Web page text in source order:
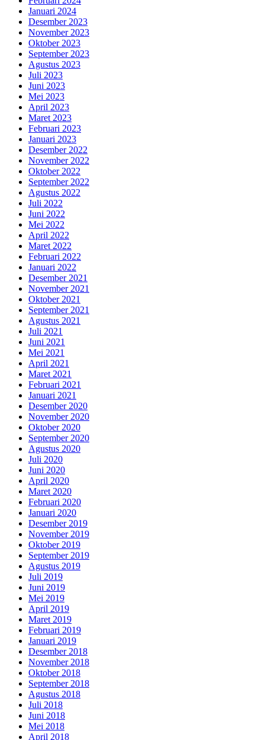
Januari 2024
Desember 2023
November 2023
Oktober 2023
September 2023
Agustus 2023
Juli 2023
Juni 2023
Mei 2023
April 2023
Maret 2023
Februari 2023
Januari 2023
Desember 2022
November 2022
Oktober 2022
September 2022
Agustus 2022
Juli 2022
Juni 2022
Mei 2022
April 2022
Maret 2022
Februari 2022
Januari 2022
Desember 2021
November 2021
Oktober 2021
September 2021
Agustus 2021
Juli 2021
Juni 2021
Mei 2021
April 2021
Maret 2021
Februari 2021
Januari 2021
Desember 2020
November 2020
Oktober 2020
September 2020
Agustus 2020
Juli 2020
Juni 2020
April 2020
Maret 2020
Februari 2020
Januari 2020
Desember 2019
November 2019
Oktober 2019
September 2019
Agustus 2019
Juli 2019
Juni 2019
Mei 2019
April 2019
Maret 2019
Februari 2019
Januari 2019
Desember 2018
November 2018
Oktober 2018
September 2018
Agustus 2018
Juli 2018
Juni 2018
Mei 2018
April 2018